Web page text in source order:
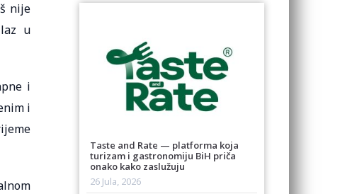
nije
u
i
i
Taste and Rate — platforma koja
turizam i gastronomiju BiH priča
onako kako zaslužuju
26 Jula, 2026